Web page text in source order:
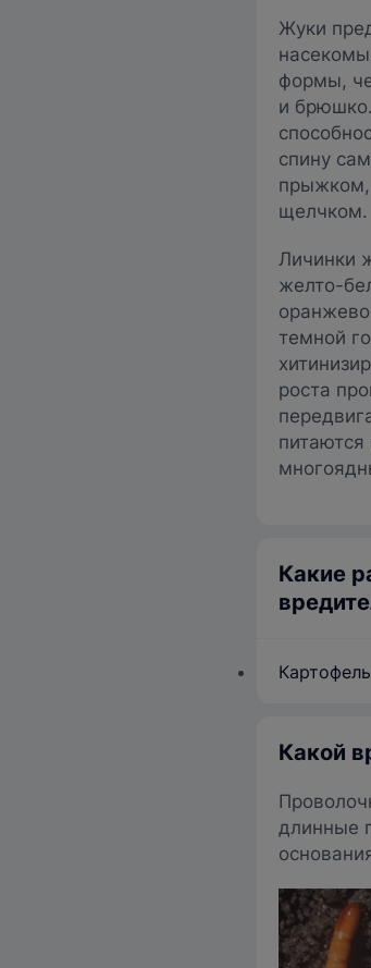
Жуки
формы,
и
спину
щелчком.
Личинки
желто-
темной
роста
Какие
Картофель
Какой
длинные